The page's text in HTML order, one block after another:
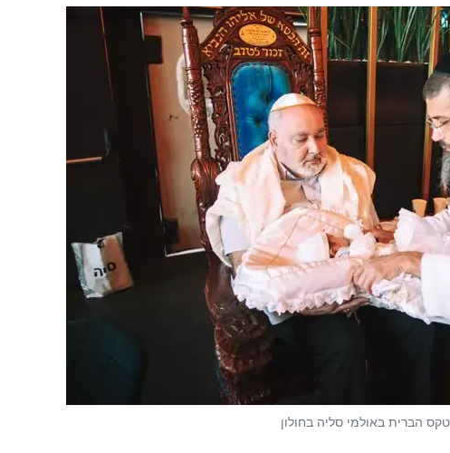
טקס הברית באולמי סליה בחולון